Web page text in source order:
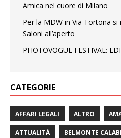
Amica nel cuore di Milano
Per la MDW in Via Tortona
Saloni all’aperto
PHOTOVOGUE FESTIVAL:
CATEGORIE
AFFARI LEGALI ALTRO
ATTUALITÀ BELMONTE